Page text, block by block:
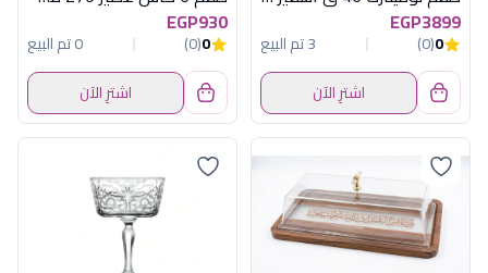
EGP3899
0
(0)
3 تم البيع
اشترِ الآن
EGP930
0
(0)
0 تم البيع
اشترِ الآن